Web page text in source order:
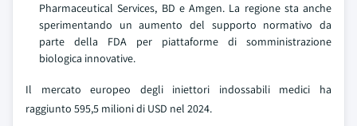
Pharmaceutical Services, BD e Amgen. La regione sta anche
sperimentando un aumento del supporto normativo da
parte della FDA per piattaforme di somministrazione
biologica innovative.
Il mercato europeo degli iniettori indossabili medici ha
raggiunto 595,5 milioni di USD nel 2024.